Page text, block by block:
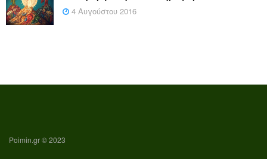
4 Αυγούστου 2016
Poimin.gr © 2023